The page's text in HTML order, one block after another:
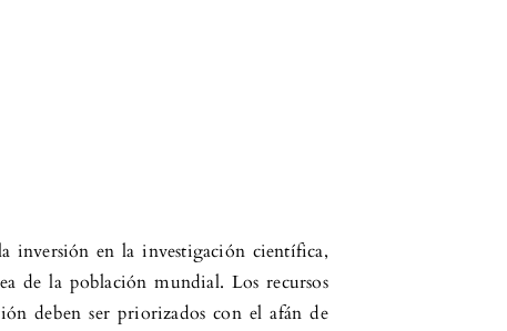
inversión en la investigación científica,
de la población mundial. Los recursos
deben ser priorizados con el afán de